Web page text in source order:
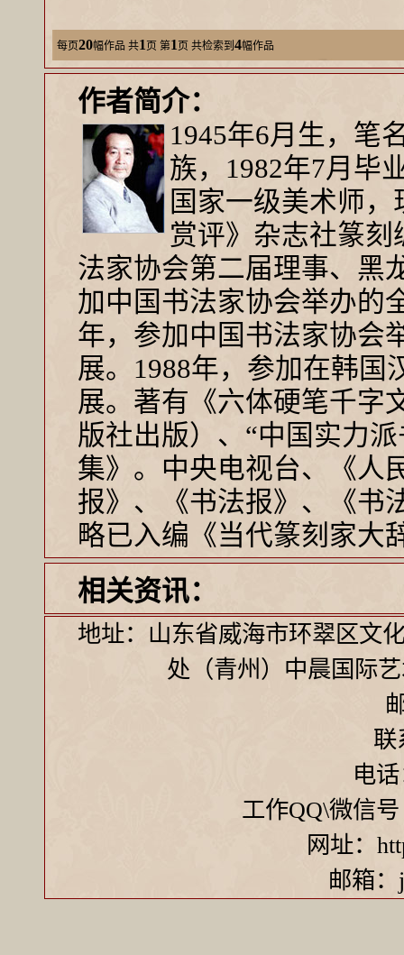
每页20幅作品 共1 页 第1 页 共检索到 4幅作品
作者简介：
1945年6月生，笔
族，1982年7月毕
国家一级美术师
赏评》杂志社篆
法家协会第二届理事、黑
加中国书法家协会举办的
年，参加中国书法家协会
展。1988年，参加在韩国
展。著有《六体硬笔千字
版社出版）、“中国实力
集》。中央电视台、《人
报》、《书法报》、《书
略已入编《当代篆刻家大
相关资讯：
地址：山东省威海市环翠区文
处（青州）中晨国际
联
电
工作QQ\微信号
网址：
邮箱：